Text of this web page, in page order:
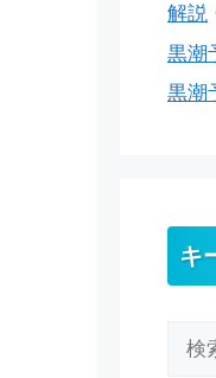
解説
黒潮
黒潮
キ
索: